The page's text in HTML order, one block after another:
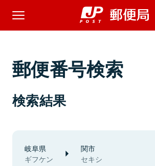
郵便番号検索
検索結果
岐阜県
ギフケン
関市
セキシ